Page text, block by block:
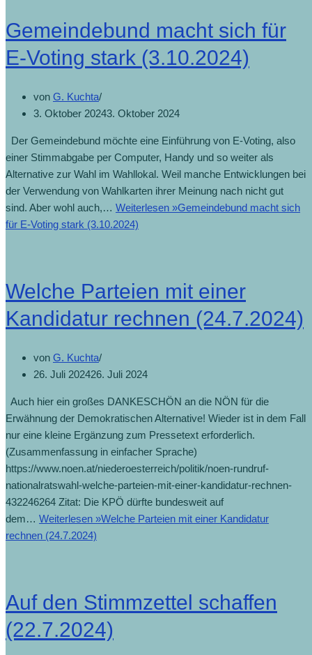
Gemeindebund macht sich für
E-Voting stark (3.10.2024)
von G. Kuchta
3. Oktober 20243. Oktober 2024
Der Gemeindebund möchte eine Einführung von E-Voting, also
einer Stimmabgabe per Computer, Handy und so weiter als
Alternative zur Wahl im Wahllokal. Weil manche Entwicklungen bei
der Verwendung von Wahlkarten ihrer Meinung nach nicht gut
sind. Aber wohl auch,… Weiterlesen »Gemeindebund macht sich
für E-Voting stark (3.10.2024)
Welche Parteien mit einer
Kandidatur rechnen (24.7.2024)
von G. Kuchta
26. Juli 202426. Juli 2024
Auch hier ein großes DANKESCHÖN an die NÖN für die
Erwähnung der Demokratischen Alternative! Wieder ist in dem Fall
nur eine kleine Ergänzung zum Pressetext erforderlich.
(Zusammenfassung in einfacher Sprache)
https://www.noen.at/niederoesterreich/politik/noen-rundruf-
nationalratswahl-welche-parteien-mit-einer-kandidatur-rechnen-
432246264 Zitat: Die KPÖ dürfte bundesweit auf
dem… Weiterlesen »Welche Parteien mit einer Kandidatur
rechnen (24.7.2024)
Auf den Stimmzettel schaffen
(22.7.2024)